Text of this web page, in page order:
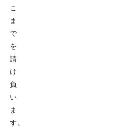
こ
ま
で
を
請
け
負
い
ま
す。